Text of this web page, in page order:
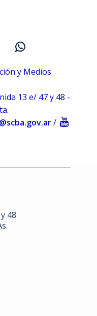
y Medios
13 e/ 47 y 48 -
/
48